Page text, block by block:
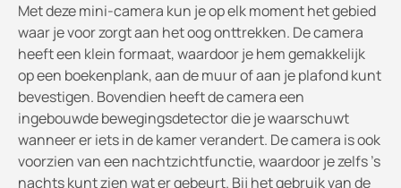
Met deze mini-camera kun je op elk moment het gebied
waar je voor zorgt aan het oog onttrekken. De camera
heeft een klein formaat, waardoor je hem gemakkelijk
op een boekenplank, aan de muur of aan je plafond kunt
bevestigen. Bovendien heeft de camera een
ingebouwde bewegingsdetector die je waarschuwt
wanneer er iets in de kamer verandert. De camera is ook
voorzien van een nachtzichtfunctie, waardoor je zelfs 's
nachts kunt zien wat er gebeurt. Bij het gebruik van de